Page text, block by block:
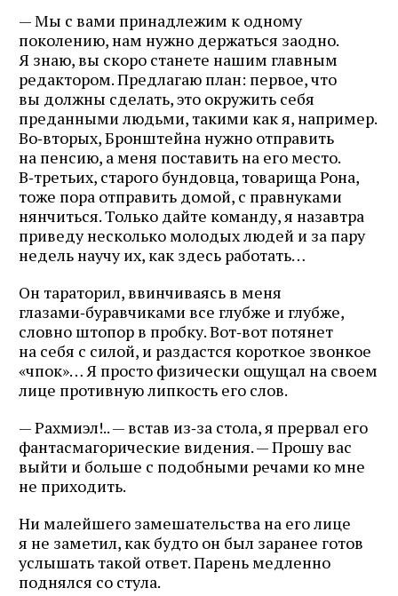
— Мы с вами принадлежим к одному
поколению, нам нужно держаться заодно.
Я знаю, вы скоро станете нашим главным
редактором. Предлагаю план: первое, что
вы должны сделать, это окружить себя
преданными людьми, такими как я, например.
Во‑вторых, Бронштейна нужно отправить
на пенсию, а меня поставить на его место.
В‑третьих, старого бундовца, товарища Рона,
тоже пора отправить домой, с правнуками
нянчиться. Только дайте команду, я назавтра
приведу несколько молодых людей и за пару
недель научу их, как здесь работать…
Он тараторил, ввинчиваясь в меня
глазами‑буравчиками все глубже и глубже,
словно штопор в пробку. Вот‑вот потянет
на себя с силой, и раздастся короткое звонкое
«чпок»… Я просто физически ощущал на своем
лице противную липкость его слов.
— Рахмиэл!.. — встав из‑за стола, я прервал его
фантасмагорические видения. — Прошу вас
выйти и больше с подобными речами ко мне
не приходить.
Ни малейшего замешательства на его лице
я не заметил, как будто он был заранее готов
услышать такой ответ. Парень медленно
поднялся со стула.